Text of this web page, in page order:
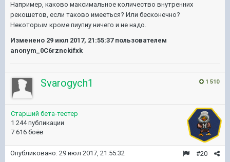
Например, каково максимальное количество внутренних
рекошетов, если таково имееться? Или бесконечно?
Некоторым кроме пиупиу ничего и не надо.
Изменено 29 июл 2017, 21:55:37пользователем
anonym_0C6rznckifxk
1 510
Svarogych1
Старший бета-тестер
1 244 публикации
7 616 боёв
#20
Опубликовано: 29 июл 2017, 21:55:32